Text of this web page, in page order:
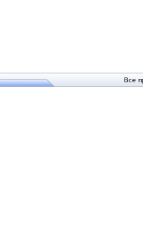
Все